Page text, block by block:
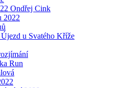
Ondřej Cink
2022
u Svatého Kříže
Run